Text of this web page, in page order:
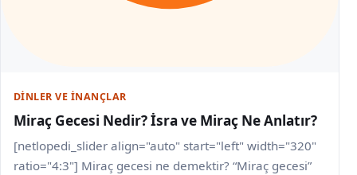
DINLER VE İNANÇLAR
Miraç Gecesi Nedir? İsra ve Miraç Ne Anlatır?
[netlopedi_slider align="auto" start="left" width="320"
ratio="4:3"] Miraç gecesi ne demektir? “Miraç gecesi”